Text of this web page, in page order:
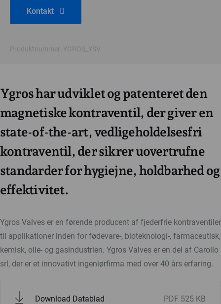
Kontakt
Produktnummer: YGROS_YSV
Ygros har udviklet og patenteret den
magnetiske kontraventil, der giver en
state-of-the-art, vedligeholdelsesfri
kontraventil, der sikrer uovertrufne
standarder for hygiejne, holdbarhed og
effektivitet.
Ygros Valves er en førende producent af fjederfrie kontraventiler
til applikationer inden for fødevare-, bioteknologi-, farmaceutisk,
kemisk, olie- og gasindustrien. Ygros Valves er en del af Carollo
srl, der er et innovativt ingeniørfirma med over 40 års erfaring.
Download Datablad PDF 525 KB